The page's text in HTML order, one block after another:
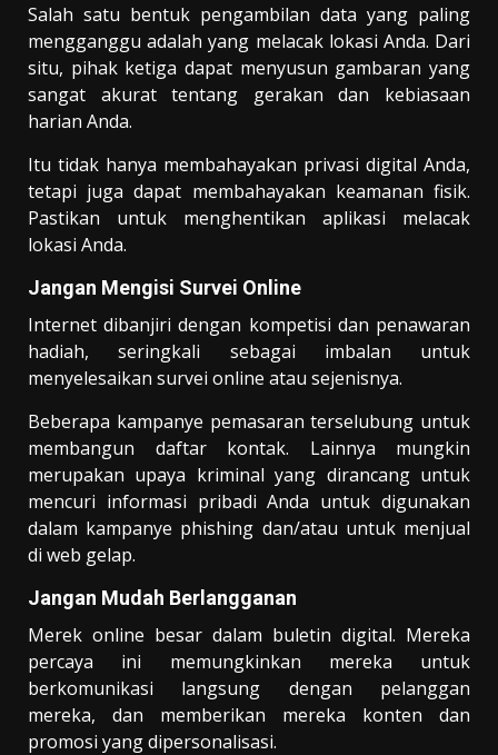
Salah satu bentuk pengambilan data yang paling
mengganggu adalah yang melacak lokasi Anda. Dari
situ, pihak ketiga dapat menyusun gambaran yang
sangat akurat tentang gerakan dan kebiasaan
harian Anda.
Itu tidak hanya membahayakan privasi digital Anda,
tetapi juga dapat membahayakan keamanan fisik.
Pastikan untuk menghentikan aplikasi melacak
lokasi Anda.
Jangan Mengisi Survei Online
Internet dibanjiri dengan kompetisi dan penawaran
hadiah, seringkali sebagai imbalan untuk
menyelesaikan survei online atau sejenisnya.
Beberapa kampanye pemasaran terselubung untuk
membangun daftar kontak. Lainnya mungkin
merupakan upaya kriminal yang dirancang untuk
mencuri informasi pribadi Anda untuk digunakan
dalam kampanye phishing dan/atau untuk menjual
di web gelap.
Jangan Mudah Berlangganan
Merek online besar dalam buletin digital. Mereka
percaya ini memungkinkan mereka untuk
berkomunikasi langsung dengan pelanggan
mereka, dan memberikan mereka konten dan
promosi yang dipersonalisasi.